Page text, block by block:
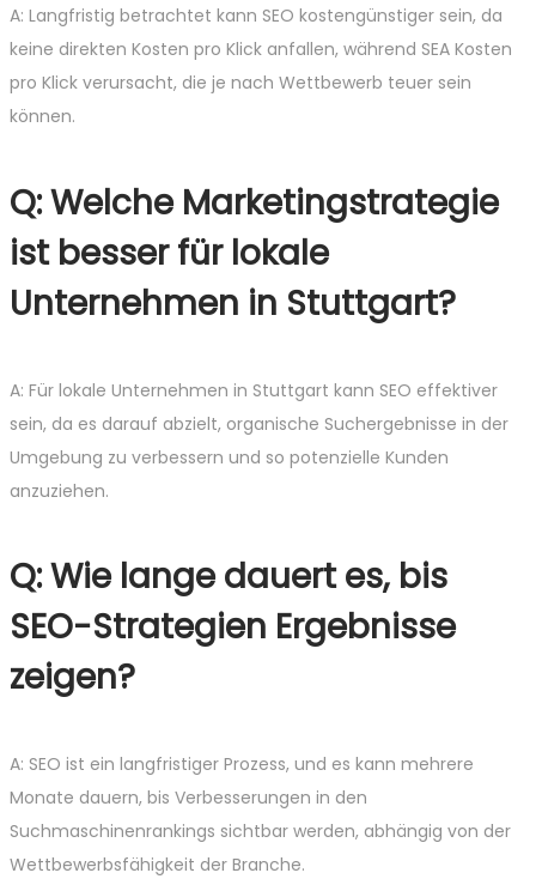
A: Langfristig betrachtet kann SEO kostengünstiger sein, da
keine direkten Kosten pro Klick anfallen, während SEA Kosten
pro Klick verursacht, die je nach Wettbewerb teuer sein
können.
Q: Welche Marketingstrategie
ist besser für lokale
Unternehmen in Stuttgart?
A: Für lokale Unternehmen in Stuttgart kann SEO effektiver
sein, da es darauf abzielt, organische Suchergebnisse in der
Umgebung zu verbessern und so potenzielle Kunden
anzuziehen.
Q: Wie lange dauert es, bis
SEO-Strategien Ergebnisse
zeigen?
A: SEO ist ein langfristiger Prozess, und es kann mehrere
Monate dauern, bis Verbesserungen in den
Suchmaschinenrankings sichtbar werden, abhängig von der
Wettbewerbsfähigkeit der Branche.